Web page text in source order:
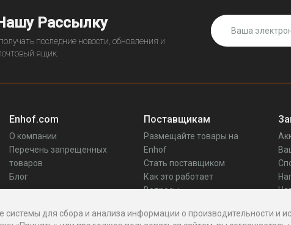
Рассылку
последние новости, обновления и
ящик.
Enhof.com
О компании
Перечень запрещенных
товаров
Блог
Поставщикам
Размещайте товары на
Enhof
Стать поставщиком
Как это работает
Вопросы
для сбора и анализа информации о производительности и